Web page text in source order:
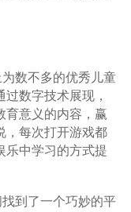
数不多的优秀儿童
数字技术展现，
育意义的内容，赢
，每次打开游戏都
乐中学习的方式提
到了一个巧妙的平